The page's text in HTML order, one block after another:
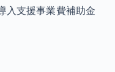
入支援事業費補助金